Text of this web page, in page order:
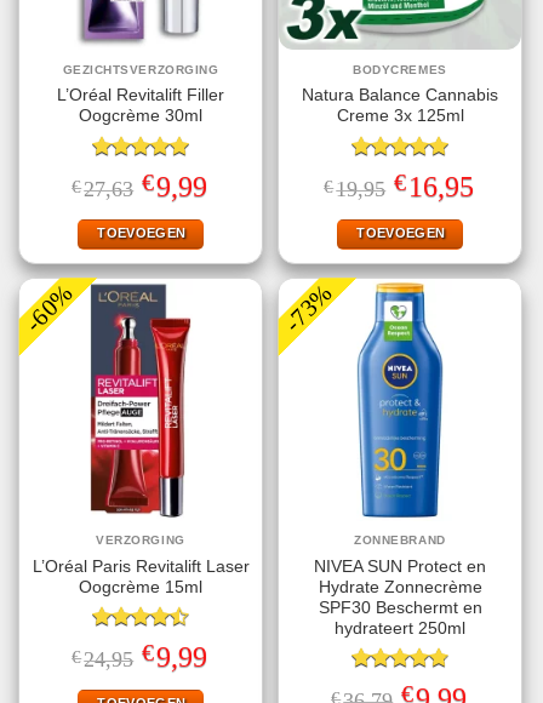
GEZICHTSVERZORGING
L’Oréal Revitalift Filler
Oogcrème 30ml
Gewaardeerd
5.00uit 5
€27,63 Oorspronkelijke
prijs
was:
€27,63.
€9,99Huidige
prijs
TOEVOEGEN
BODYCREMES
Natura Balance Cannabis
Creme 3x 125ml
Gewaardeerd
5.00uit 5
€19,95 Oorspronkelijke
prijs
was:
€19,95.
€16,95prijs
TOEVOEGEN
-60%
VERZORGING
L’Oréal Paris Revitalift Laser
Oogcrème 15ml
Gewaardeerd
4.50uit 5
€24,95 Oorspronkelijke
prijs
was:
€9,99Huidige
prijs
-73%
ZONNEBRAND
NIVEA SUN Protect en
Hydrate Zonnecrème
SPF30 Beschermt en
hydrateert 250ml
Gewaardeerd
€
Oorspronkelijke
€
Huidige